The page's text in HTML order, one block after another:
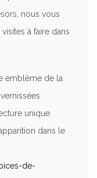
nous vous
à faire dans
emblème de la
unique
dans le
de-